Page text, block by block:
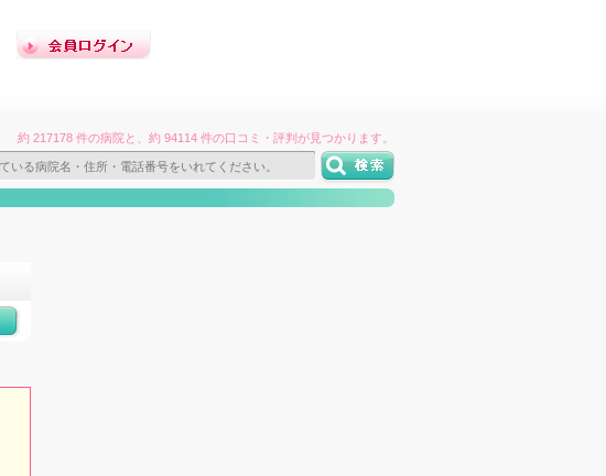
約 217178 件の病院と、約 94114 件の口コミ・評判が見つかります。